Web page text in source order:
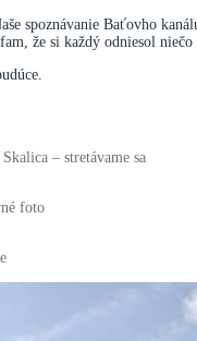
spoznávanie Baťovho
že si každý odniesol
– stretávame sa
foto